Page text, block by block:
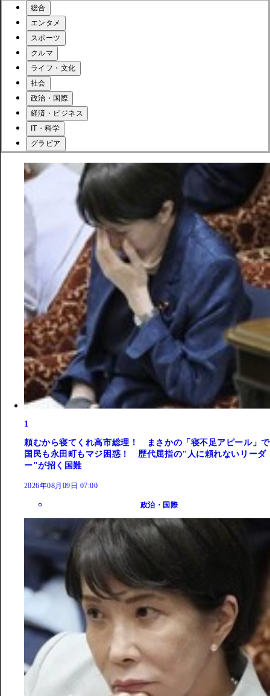
総合
エンタメ
スポーツ
クルマ
ライフ・文化
社会
政治・国際
経済・ビジネス
IT・科学
グラビア
1
頼むから寝てくれ高市総理！ まさかの「寝不足アピール」で
国民も永田町もマジ困惑！ 歴代屈指の"人に頼れないリーダ
ー"が招く国難
2026年08月09日 07:00
政治・国際